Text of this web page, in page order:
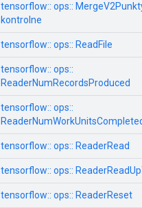
tensorflow:: ops::
kontrolne
tensorflow:: ops:: ReadFile
tensorflow:: ops::
ReaderNumRecordsProduced
tensorflow:: ops::
tensorflow:: ops:: ReaderRead
tensorflow:: ops::
tensorflow:: ops:: ReaderReset